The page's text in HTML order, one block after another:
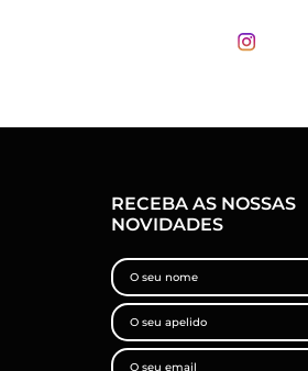
RECEBA AS NOSSAS
NOVIDADES